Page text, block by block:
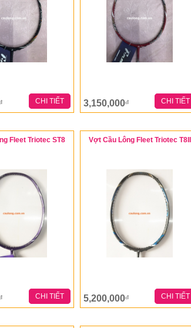
CHI TIẾT 3,150,000đ CHI TIẾT
Fleet Triotec ST8
CHI TIẾT
Vợt Cầu Lông Fleet Triotec T8II
5,200,000đ CHI TIẾT